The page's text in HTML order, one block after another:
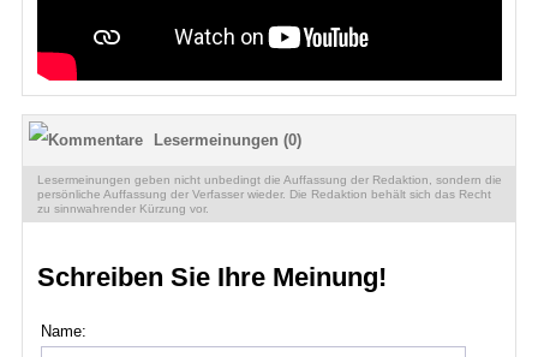
Lesermeinungen (0)
Lesermeinungen geben nicht unbedingt die Auffassung der Redaktion, sondern die
persönliche Auffassung der Verfasser wieder. Die Redaktion behält sich das Recht
zu sinnwahrender Kürzung vor.
Schreiben Sie Ihre Meinung!
Name: